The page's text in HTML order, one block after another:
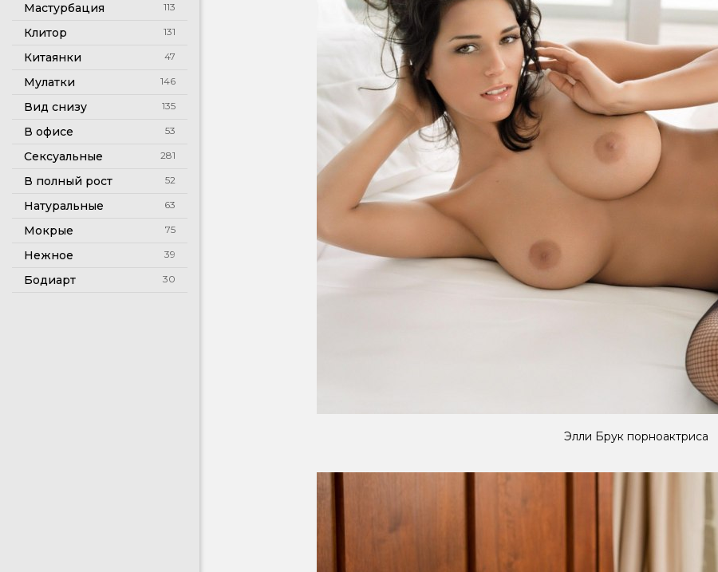
Мастурбация 113
Клитор 131
Китаянки 47
Мулатки 146
Вид снизу 135
В офисе 53
Сексуальные 281
В полный рост 52
Натуральные 63
Мокрые 75
Нежное 39
Бодиарт 30
Элли Брук порноактриса